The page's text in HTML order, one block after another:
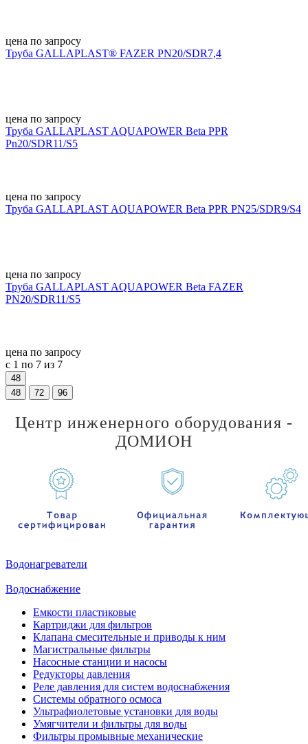
цена по запросу
Труба GALLAPLAST® FAZER PN20/SDR7,4
цена по запросу
Труба GALLAPLAST AQUAPOWER Beta PPR
Pn20/SDR11/S5
цена по запросу
Труба GALLAPLAST AQUAPOWER Beta PPR PN25/SDR9/S4
цена по запросу
Труба GALLAPLAST AQUAPOWER Beta FAZER
PN20/SDR11/S5
цена по запросу
с 1 по 7 из 7
48
48
72 96
Центр инженерного оборудования -
ДОМИОН
Водонагреватели
Водоснабжение
Емкости пластиковые
Картриджи для фильтров
Клапана смесительные и приводы к ним
Магистральные фильтры
Насосные станции и насосы
Редукторы давления
Реле давления для систем водоснабжения
Системы обратного осмоса
Ультрафиолетовые установки для воды
Умягчители и фильтры для воды
Фильтры промывные механические